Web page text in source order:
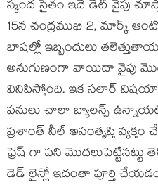
స్కంద సైతం ఇదే డేట్ వైపు
15న చంద్రముఖి 2, మార్క్
భాషల్లో ఇబ్బందులు
అనుగుణంగా వాయిదా వైపు
వినిపిస్తోంది. ఇక సలార్
పనులు చాలా బ్యాలన్స్ ఉన్నాయట.
ప్రశాంత్ నీల్ అసంతృప్తి
ఫ్రెష్ గా పని
డెడ్ లైన్లో ఇదంతా పూర్తి